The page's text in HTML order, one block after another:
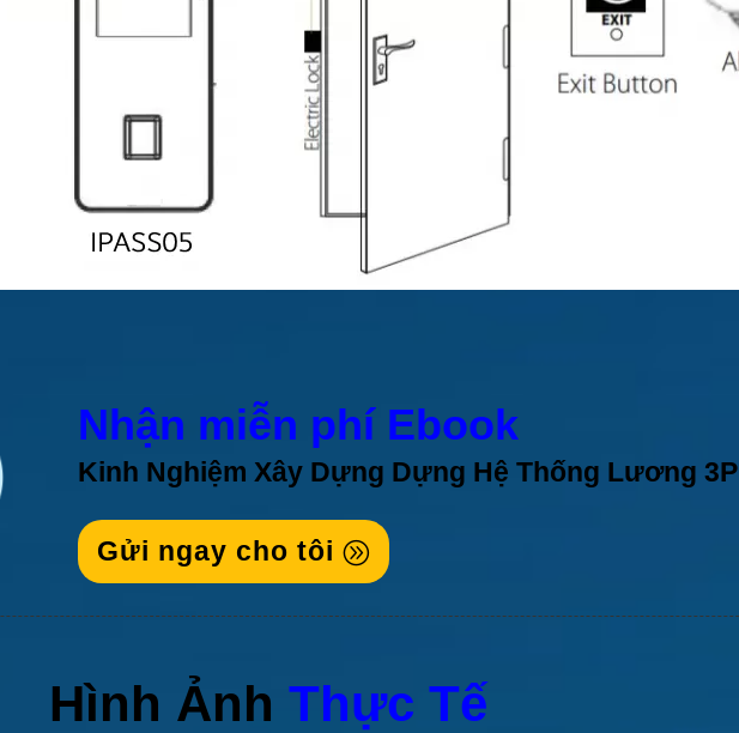
Nhận miễn phí Ebook
Kinh Nghiệm Xây Dựng Dựng Hệ Thống Lương 3P
Gửi ngay cho tôi
Hình Ảnh Thực Tế